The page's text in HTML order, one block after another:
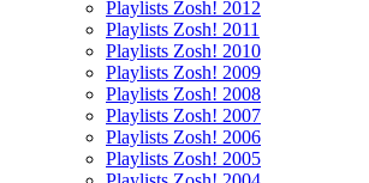
Playlists Zosh! 2012
Playlists Zosh! 2011
Playlists Zosh! 2010
Playlists Zosh! 2009
Playlists Zosh! 2008
Playlists Zosh! 2007
Playlists Zosh! 2006
Playlists Zosh! 2005